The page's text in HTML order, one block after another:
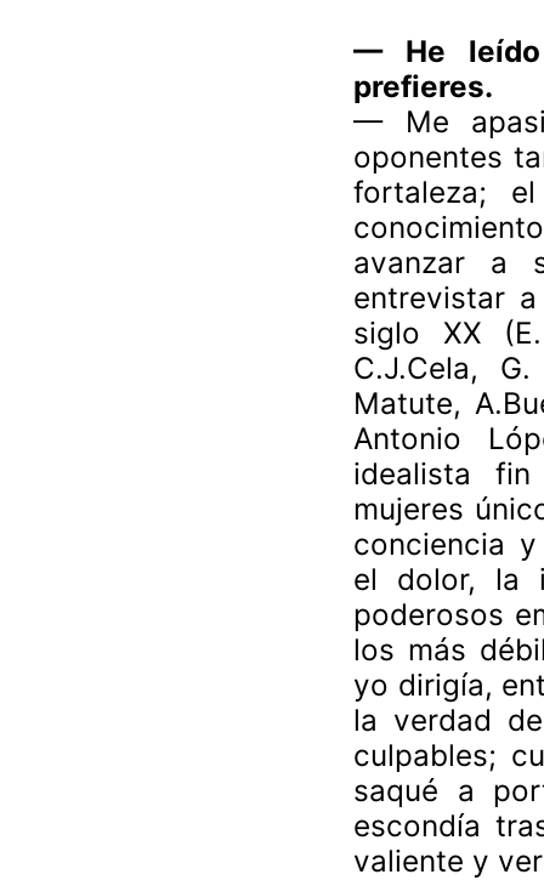
— He
prefieres.
— Me
oponentes
fortaleza;
avanzar a
entrevistar
siglo XX
C.J.Cela,
Matute,
Antonio
idealista
mujeres
conciencia
el dolor, la
poderosos
los más
yo dirigía,
la verdad
culpables;
saqué a
escondía
valiente y